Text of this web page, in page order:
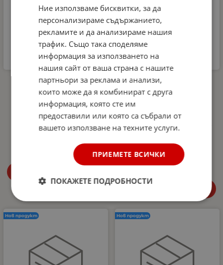
Комплект
Микрофибърна къпра и
Гъба за почистване на
интериора на
автомобил Dunlop -
аромат Океан
Автомобилна аптечка
DIN 13164-2022 +
светлоотразителна
жилетка и авариен
триъгълник –
Европейски стандарт,
покриващ новите
27.00 € / 52.81
Нов продукт Нов продукт
Ние използваме бисквитки, за да
персонализираме съдържанието,
рекламите и да анализираме нашия
трафик. Също така споделяме
информация за използването на
нашия сайт от ваша страна с нашите
партньори за реклама и анализи,
които може да я комбинират с друга
информация, която сте им
предоставили или която са събрали от
вашето използване на техните услуги.
ПРИЕМЕТЕ ВСИЧКИ
ПОКАЖЕТЕ ПОДРОБНОСТИ